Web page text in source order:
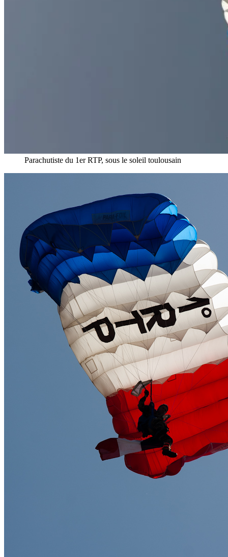
Parachutiste du 1er RTP, sous le soleil toulousain